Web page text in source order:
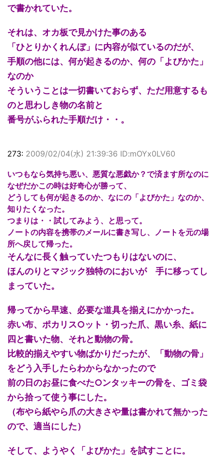
で書かれていた。
それは、オカ板で見かけた事のある
「ひとりかくれんぼ」に内容が似ているのだが、
手順の他には、何が起きるのか、何の「よびかた」
なのか
そういうことは一切書いておらず、ただ用意するも
のと思わしき物の名前と
番号がふられた手順だけ・・。
273: 2009/02/04(水) 21:39:36 ID:mOYx0LV60
いつもなら気持ち悪い、悪質な悪戯か？で済ます所なのに
なぜだかこの時は好奇心が勝って、
どうしても何が起きるのか、なにの「よびかた」なのか、
知りたくなった。
つまりは・・試してみよう、と思って。
ノートの内容を携帯のメールに書き写し、ノートを元の場
所へ戻して帰った。
そんなに長く触っていたつもりはないのに、
ほんのりとマジック独特のにおいが 手に移ってし
まっていた。
帰ってから早速、必要な道具を揃えにかかった。
赤い布、ポカリス○ット・切った爪、黒い糸、紙に
四と書いた物、それと動物の骨。
比較的揃えやすい物ばかりだったが、「動物の骨」
をどう入手したらわからなかったので
前の日のお昼に食べた○ンタッキーの骨を、ゴミ袋
から拾って使う事にした。
（布やら紙やら爪の大きさや量は書かれて無かった
ので、適当にした）
そして、ようやく「よびかた」を試すことに。